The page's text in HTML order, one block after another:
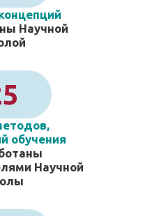
Научной
обучения
Научной